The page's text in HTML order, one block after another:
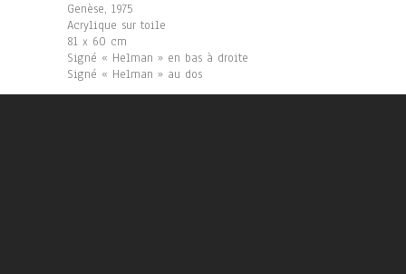
Genèse, 1975
Acrylique sur toile
81 x 60 cm
Signé « Helman » en bas à droite
Signé « Helman » au dos